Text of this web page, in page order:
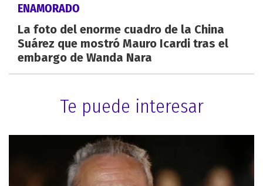
ENAMORADO
La foto del enorme cuadro de la China
Suárez que mostró Mauro Icardi tras el
embargo de Wanda Nara
Te puede interesar